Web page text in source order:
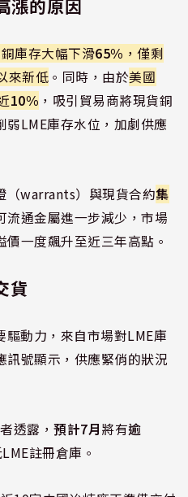
漲的原因
庫存大幅下滑65% ，僅剩
來新低 。同時，由於美國
10% ，吸引貿易商將現貨銅
LME庫存水位，加劇供應
（warrants）與現貨合約集
流通金屬進一步減少，市場
一度飆升至近三年高點。
貨
驅動力，來自市場對LME庫
訊號顯示，供應緊俏的狀況
透露，預計7月將有逾
註冊倉庫。